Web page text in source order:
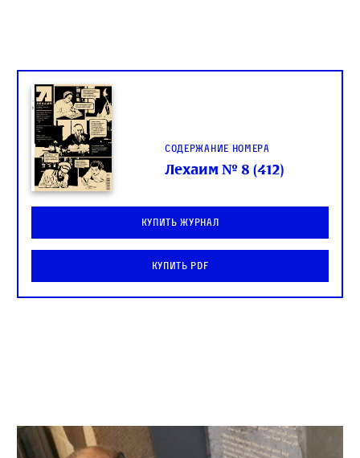
Содержание номера
Лехаим № 8 (412)
Купить журнал
Купить PDF